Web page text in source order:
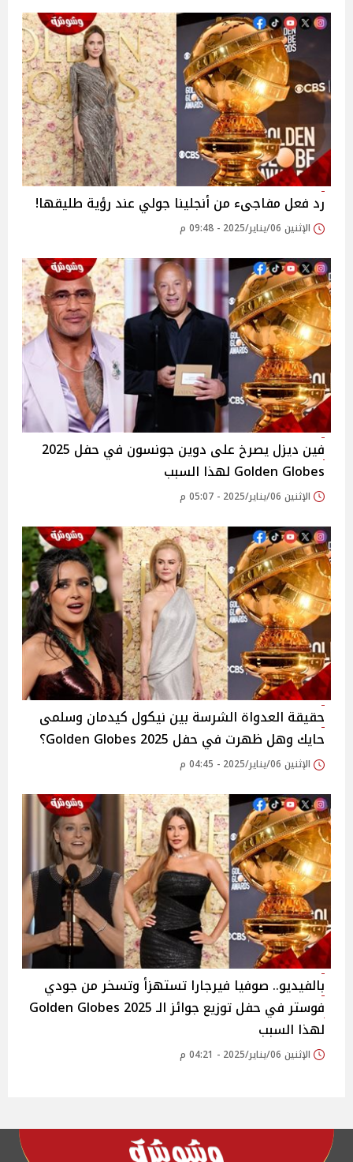
رد فعل مفاجىء من أنجلينا جولي عند رؤية طليقها!
الإثنين 06/يناير/2025 - 09:48 م
فين ديزل يصرخ على دوين جونسون في حفل 2025
Golden Globes لهذا السبب
الإثنين 06/يناير/2025 - 05:07 م
حقيقة العدواة الشرسة بين نيكول كيدمان وسلمى
حايك وهل ظهرت في حفل 2025 Golden Globes؟
الإثنين 06/يناير/2025 - 04:45 م
بالفيديو.. صوفيا فيرجارا تستهزأ وتسخر من جودي
فوستر في حفل توزيع جوائز الـ 2025 Golden Globes
لهذا السبب
الإثنين 06/يناير/2025 - 04:21 م